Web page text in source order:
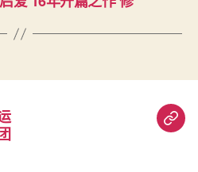
重